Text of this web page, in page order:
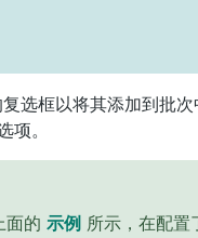
选框以将其添加到批
项。
面的 示例 所示，在配置